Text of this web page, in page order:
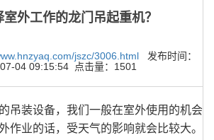
外工作的龙门吊起重机？
jszc/3006.html 发布时间：
04 09:15:54 点击量：1501
吊装设备，我们一般在室外使用的机会
作业的话，受天气的影响就会比较大。